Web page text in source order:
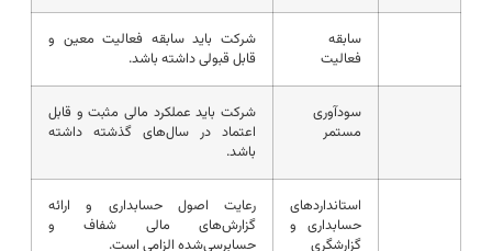
سابقه
فعالیت
شرکت باید سابقه فعالیت معین و
قابل قبولی داشته باشد.
سودآوری
مستمر
شرکت باید عملکرد مالی مثبت و قابل
اعتماد در سال‌های گذشته داشته
باشد.
استانداردهای
حسابداری و
گزارشگری
رعایت اصول حسابداری و ارائه
گزارش‌های مالی شفاف و
حسابرسی‌شده الزامی است.